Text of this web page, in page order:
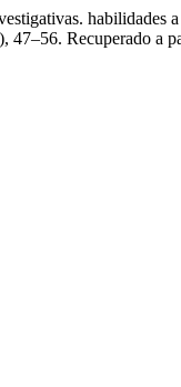
habilidades
47–56. Recuperado a